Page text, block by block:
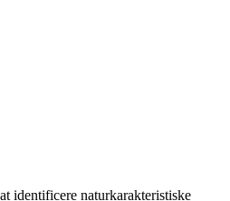
identificere naturkarakteristiske